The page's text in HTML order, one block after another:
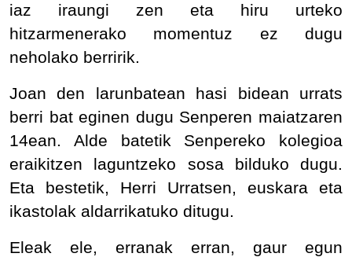
iaz iraungi zen eta hiru urteko
hitzarmenerako momentuz ez dugu
neholako berririk.
Joan den larunbatean hasi bidean urrats
berri bat eginen dugu Senperen maiatzaren
14ean. Alde batetik Senpereko kolegioa
eraikitzen laguntzeko sosa bilduko dugu.
Eta bestetik, Herri Urratsen, euskara eta
ikastolak aldarrikatuko ditugu.
Eleak ele, erranak erran, gaur egun